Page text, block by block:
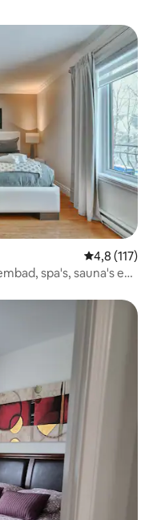
Gemiddelde
4,8 (117)
spa's, sauna's en